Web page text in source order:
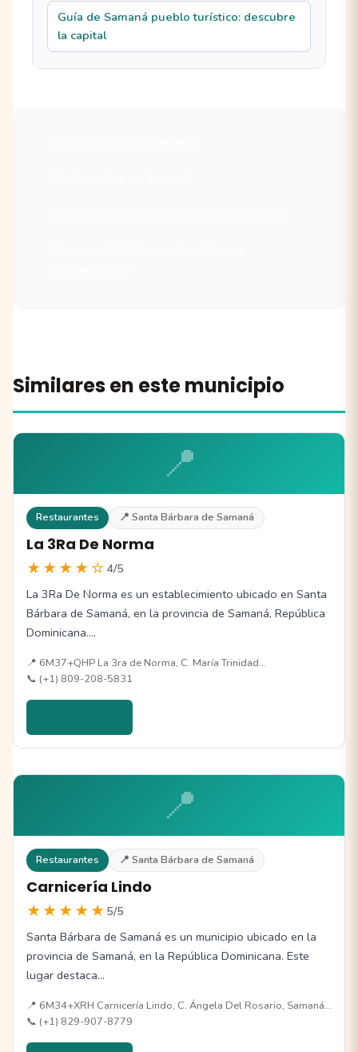
Guía de Samaná pueblo turístico: descubre
la capital
Similares en este municipio
📍
Restaurantes 📍 Santa Bárbara de Samaná
La 3Ra De Norma
★★★★☆ 4/5
La 3Ra De Norma es un establecimiento ubicado en Santa
Bárbara de Samaná, en la provincia de Samaná, República
Dominicana.…
📍 6M37+QHP La 3ra de Norma, C. María Trinidad…
📞 (+1) 809-208-5831
📍
Restaurantes 📍 Santa Bárbara de Samaná
Carnicería Lindo
★★★★★ 5/5
Santa Bárbara de Samaná es un municipio ubicado en la
provincia de Samaná, en la República Dominicana. Este
lugar destaca…
📍 6M34+XRH Carnicería Lindo, C. Ángela Del Rosario, Samaná…
📞 (+1) 829-907-8779